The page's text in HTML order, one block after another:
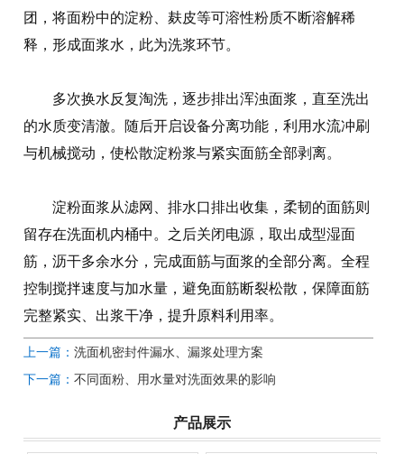
团，将面粉中的淀粉、麸皮等可溶性粉质不断溶解稀
释，形成面浆水，此为洗浆环节。
多次换水反复淘洗，逐步排出浑浊面浆，直至洗出
的水质变清澈。随后开启设备分离功能，利用水流冲刷
与机械搅动，使松散淀粉浆与紧实面筋全部剥离。
淀粉面浆从滤网、排水口排出收集，柔韧的面筋则
留存在洗面机内桶中。之后关闭电源，取出成型湿面
筋，沥干多余水分，完成面筋与面浆的全部分离。全程
控制搅拌速度与加水量，避免面筋断裂松散，保障面筋
完整紧实、出浆干净，提升原料利用率。
上一篇：洗面机密封件漏水、漏浆处理方案
下一篇：不同面粉、用水量对洗面效果的影响
产品展示